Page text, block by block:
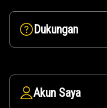
Dukungan
Akun Saya